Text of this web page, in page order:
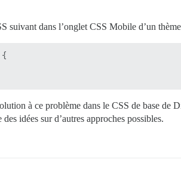
suivant dans l’onglet CSS Mobile d’un
{
à ce problème dans le CSS de base
des idées sur d’autres approches possibles.